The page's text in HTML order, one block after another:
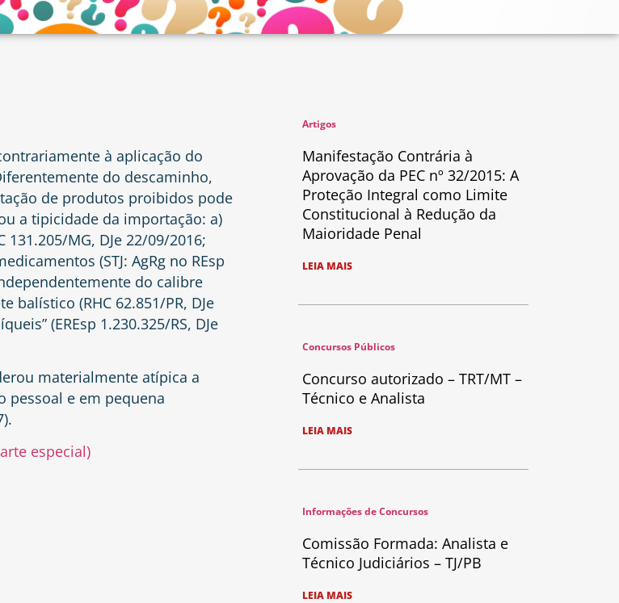
à aplicação do
do descaminho,
de produtos proibidos pode
a tipicidade da importação: a)
MG, DJe 22/09/2016;
(STJ: AgRg no REsp
do calibre
balístico (RHC 62.851/PR, DJe
(EREsp 1.230.325/RS, DJe
materialmente atípica a
pessoal e em pequena
especial)
Artigos
Manifestação Contrária à
Aprovação da PEC nº 32/2015: A
Proteção Integral como Limite
Constitucional à Redução da
Maioridade Penal
LEIA MAIS
Concursos Públicos
Concurso autorizado – TRT/MT –
Técnico e Analista
LEIA MAIS
Informações de Concursos
Comissão Formada: Analista e
Técnico Judiciários – TJ/PB
LEIA MAIS